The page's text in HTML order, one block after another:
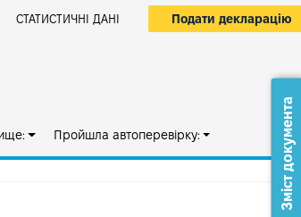
СТАТИСТИЧНІ ДАНІ Подати декларацію
Пройшла автоперевірку: Зміст документа